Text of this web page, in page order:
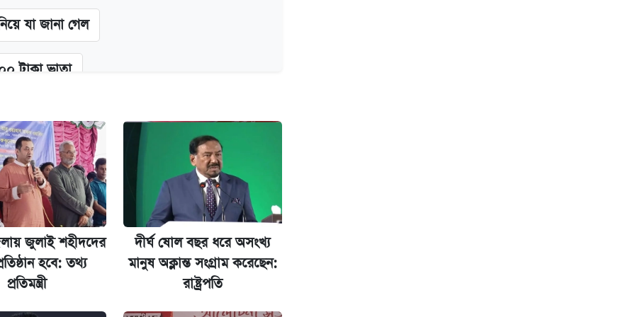
যা জানা গেল
টাকা ভাতা
দুইজন আটক
খান
বন্ধ
জুলাই শহীদদের
হবে: তথ্য
প্রতিমন্ত্রী
দীর্ঘ ষোল বছর ধরে অসংখ্য
মানুষ অক্লান্ত সংগ্রাম করেছেন:
রাষ্ট্রপতি